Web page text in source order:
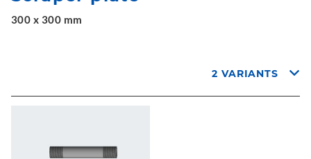
300 x 300 mm
2 VARIANTS